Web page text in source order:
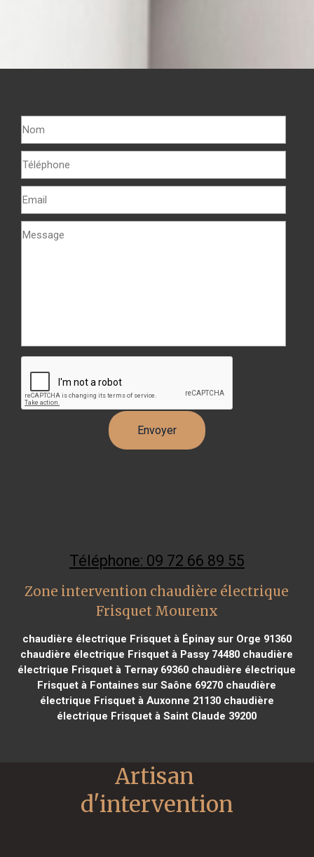
Téléphone: 09 72 66 89 55
Zone intervention chaudière électrique
Frisquet Mourenx
chaudière électrique Frisquet à Épinay sur Orge 91360
chaudière électrique Frisquet à Passy 74480 chaudière
électrique Frisquet à Ternay 69360 chaudière électrique
Frisquet à Fontaines sur Saône 69270 chaudière
électrique Frisquet à Auxonne 21130chaudière
électrique Frisquet à Saint Claude 39200
Artisan
d'intervention